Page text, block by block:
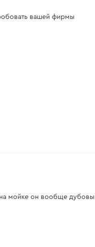
вашей фирмы
мойке он вообще